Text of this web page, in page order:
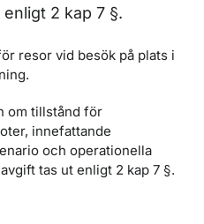
2 kap 7 §.
resor vid besök på plats i
om tillstånd för
innefattande
och operationella
tas ut enligt 2 kap 7 §.